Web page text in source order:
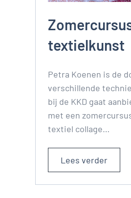
textielkunst
Petra Koenen is de
verschillende
bij de KKD gaat
met een
textiel collage…
Lees verder